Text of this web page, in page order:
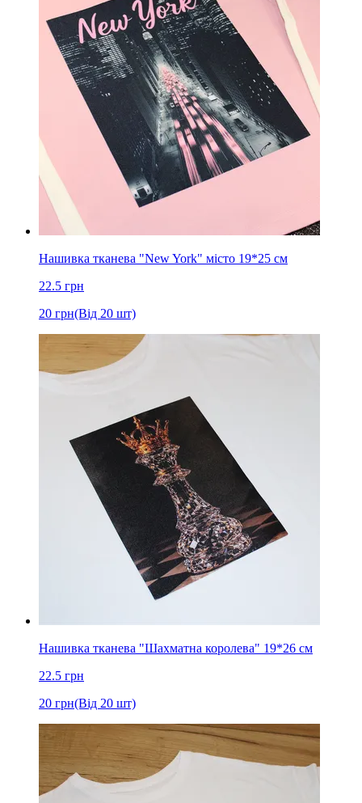
Нашивка тканева "New York" місто 19*25 см
22.5 грн
20 грн(Від 20 шт)
Нашивка тканева "Шахматна королева" 19*26 см
22.5 грн
20 грн(Від 20 шт)